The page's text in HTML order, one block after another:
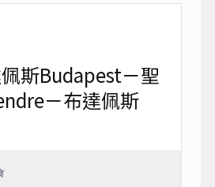
斯Budapest－聖
－布達佩斯